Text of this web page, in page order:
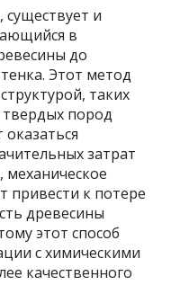
и
в
до
Этот метод
таких
твердых пород
затрат
механическое
привести к потере
древесины
этот способ
с химическими
качественного